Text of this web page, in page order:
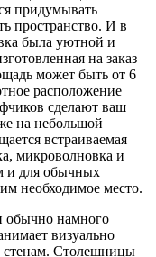
придумывать
пространство. И в
была уютной и
на заказ
может быть от 6
расположение
сделают ваш
на небольшой
встраиваемая
микроволновка и
и для обычных
необходимое место.
обычно намного
визуально
стенам. Столешницы